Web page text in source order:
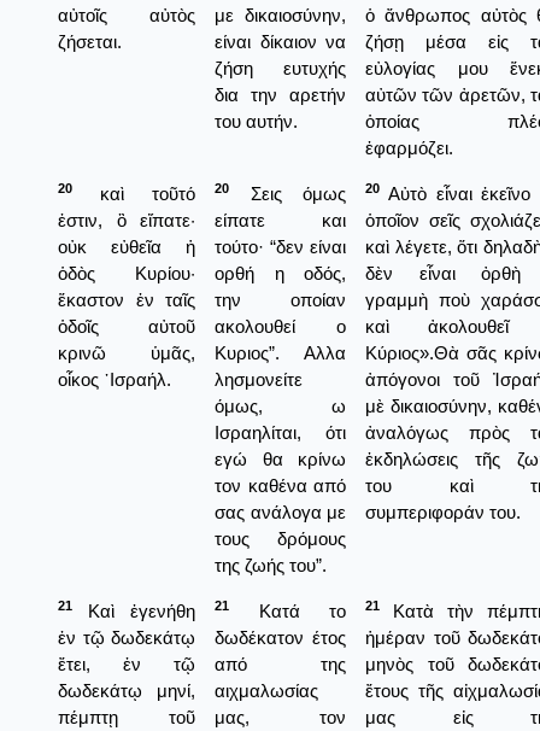
αὐτοῖς αὐτὸς
ζήσεται.
με δικαιοσύνην,
είναι δίκαιον να
ζήση ευτυχής
δια την αρετήν
του αυτήν.
ὁ ἄνθρωπος αὐτὸς
ζήσῃ μέσα εἰς
εὐλογίας μου
αὐτῶν τῶν ἀρετῶν,
ὁποίας
ἐφαρμόζει.
20
καὶ τοῦτό
ἐστιν, ὃ εἴπατε·
οὐκ εὐθεῖα ἡ
ὁδὸς Κυρίου·
ἕκαστον ἐν ταῖς
ὁδοῖς αὐτοῦ
κρινῶ ὑμᾶς,
οἶκος ᾿Ισραήλ.
20
Σεις όμως
είπατε και
τούτο· “δεν είναι
ορθή η οδός,
την οποίαν
ακολουθεί ο
Κυριος”. Αλλα
λησμονείτε
όμως, ω
Ισραηλίται, ότι
εγώ θα κρίνω
τον καθένα από
σας ανάλογα με
τους δρόμους
της ζωής του”.
20 Αὐτὸ εἶναι ἐκεῖνο
ὁποῖον σεῖς
καὶ λέγετε, ὅτι
δὲν εἶναι
γραμμὴ ποὺ
καὶ ἀκολουθεῖ
Κύριος».Θὰ σᾶς
ἀπόγονοι τοῦ
μὲ δικαιοσύνην,
ἀναλόγως πρὸς
ἐκδηλώσεις τῆς
του καὶ
συμπεριφοράν του.
21
Καὶ ἐγενήθη
ἐν τῷ δωδεκάτῳ
ἔτει, ἐν τῷ
δωδεκάτῳ μηνί,
πέμπτῃ τοῦ
21
Κατά το
δωδέκατον έτος
από της
αιχμαλωσίας
μας, τον
21
Κατὰ τὴν
ἡμέραν τοῦ
μηνὸς τοῦ
ἔτους τῆς
μας εἰς